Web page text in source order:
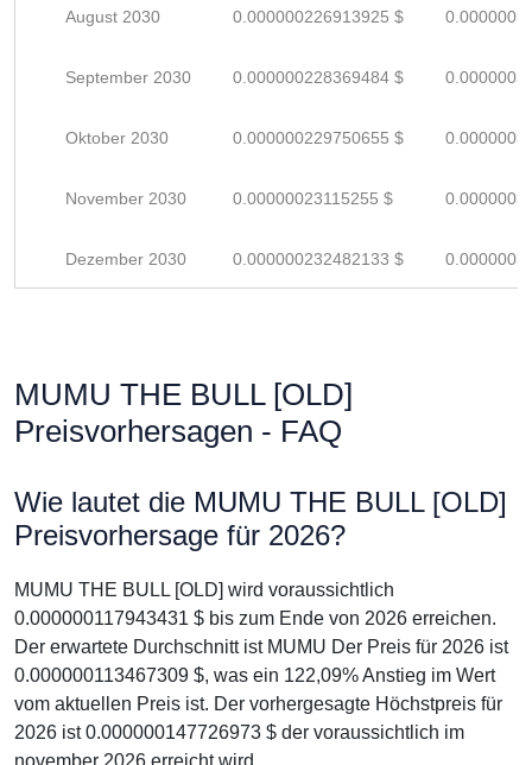
August 2030 0.000000226913925 $
September 2030 0.000000228369484 $
Oktober 2030 0.000000229750655 $
November 2030 0.00000023115255 $
Dezember 2030 0.000000232482133 $
MUMU THE BULL [OLD]
Preisvorhersagen - FAQ
Wie lautet die MUMU THE BULL [OLD]
Preisvorhersage für 2026?
MUMU THE BULL [OLD] wird voraussichtlich
0.000000117943431 $ bis zum Ende von 2026 erreichen.
Der erwartete Durchschnitt ist MUMU Der Preis für 2026 ist
0.000000113467309 $, was ein 122,09% Anstieg im Wert
vom aktuellen Preis ist. Der vorhergesagte Höchstpreis für
2026 ist 0.000000147726973 $ der voraussichtlich im
november 2026 erreicht wird.